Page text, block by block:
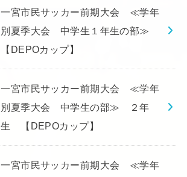
一宮市民サッカー前期大会 ≪学年
別夏季大会 中学生１年生の部≫
【DEPOカップ】
一宮市民サッカー前期大会 ≪学年
別夏季大会 中学生の部≫ ２年
生 【DEPOカップ】
一宮市民サッカー前期大会 ≪学年